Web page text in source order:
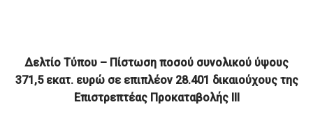
Δελτίο Τύπου – Πίστωση ποσού συνολικού ύψους
371,5 εκατ. ευρώ σε επιπλέον 28.401 δικαιούχους της
Επιστρεπτέας Προκαταβολής ΙΙΙ